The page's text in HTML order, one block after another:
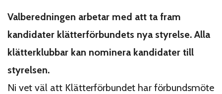
Valberedningen arbetar med att ta fram
kandidater klätterförbundets nya styrelse. Alla
klätterklubbar kan nominera kandidater till
styrelsen.
Ni vet väl att Klätterförbundet har förbundsmöte